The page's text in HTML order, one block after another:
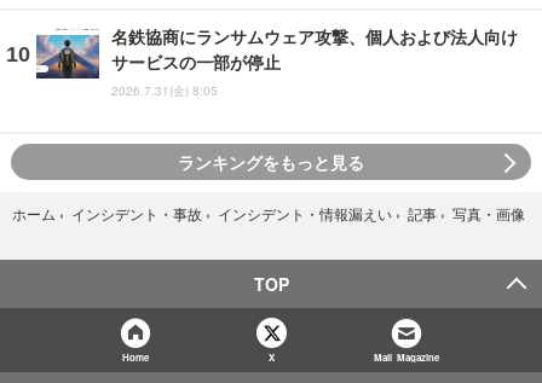
名鉄協商にランサムウェア攻撃、個人および法人向け
サービスの一部が停止
2026.7.31(金) 8:05
ランキングをもっと見る
ホーム › インシデント・事故 › インシデント・情報漏えい › 記事 › 写真・画像
TOP
Home X Mail Magazine